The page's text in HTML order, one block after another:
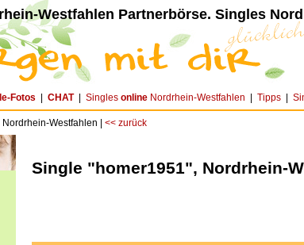
Westfahlen Partnerbörse. Singles
Fotos CHAT| Singles online Nordrhein-Westfahlen Tipps
Westfahlen | << zurück
Single "homer1951", Nordrhein-